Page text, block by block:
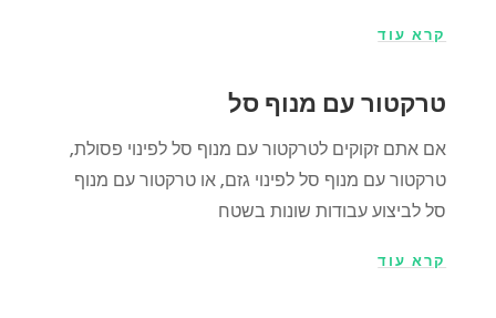
קרא עוד
טרקטור עם מנוף סל
אם אתם זקוקים לטרקטור עם מנוף סל לפינוי פסולת,
טרקטור עם מנוף סל לפינוי גזם, או טרקטור עם מנוף
סל לביצוע עבודות שונות בשטח
קרא עוד